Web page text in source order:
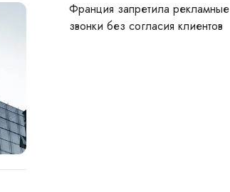
Франция запретила рекламные
звонки без согласия клиентов